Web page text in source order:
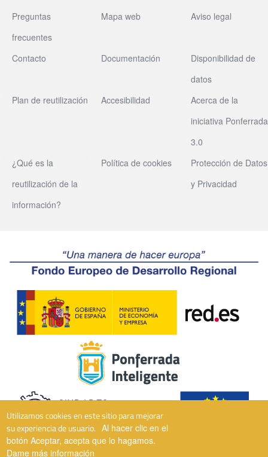
Preguntas
frecuentes
Mapa web Aviso legal
Contacto Documentación
Disponibilidad de
datos
Plan de reutilización
Accesibilidad
Acerca de la
iniciativa Ponferrada
3.0
¿Qué es la
reutilización de la
información?
Política de cookies
Protección de Datos
y Privacidad
Utilizamos cookies en este sitio para mejorar
su experiencia de usuario. Al hacer clic en el
botón Aceptar, acepta que lo hagamos.
Dame más información